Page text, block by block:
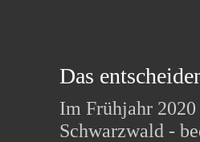
Das
Im Frühjahr
Schwarzwald -